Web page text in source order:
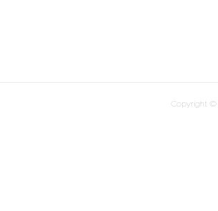
Copyright ©